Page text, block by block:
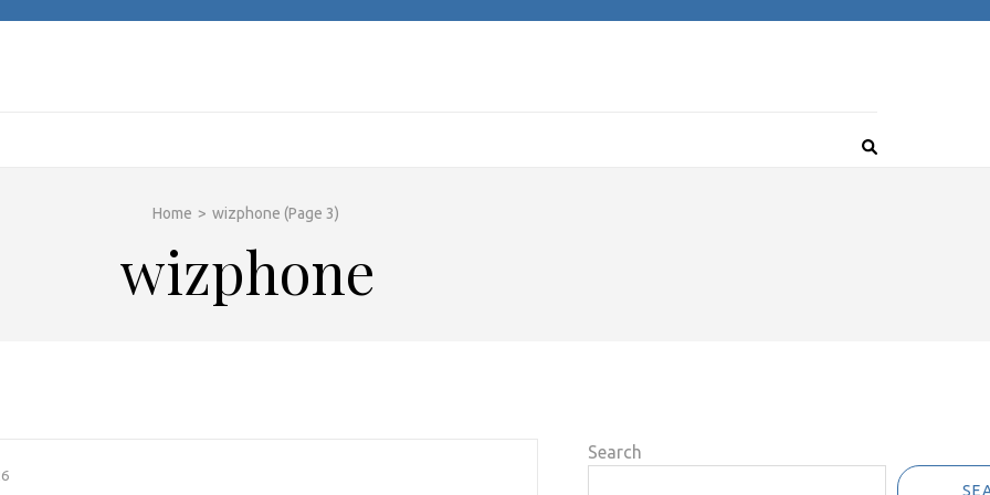
Home > wizphone (Page 3)
wizphone
Search